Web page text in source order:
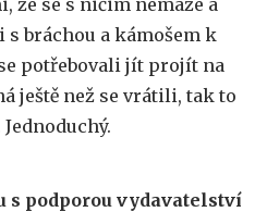
že se s ničim nemaže a
bráchou a kámošem k
potřebovali jít projít na
ještě než se vrátili, tak to
s podporou vydavatelství